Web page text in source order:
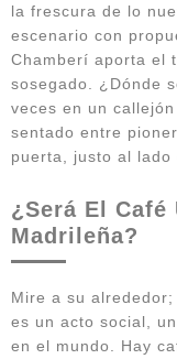
la frescura de lo
escenario con
Chamberí aporta el
sosegado. ¿Dónde
veces en un
sentado entre
puerta, justo al lado
¿Será El
Madrileña?
Mire a su
es un acto social,
en el mundo. Hay